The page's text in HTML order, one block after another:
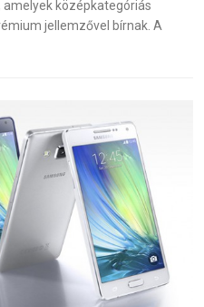
középkategóriás
jellemzővel bírnak. A